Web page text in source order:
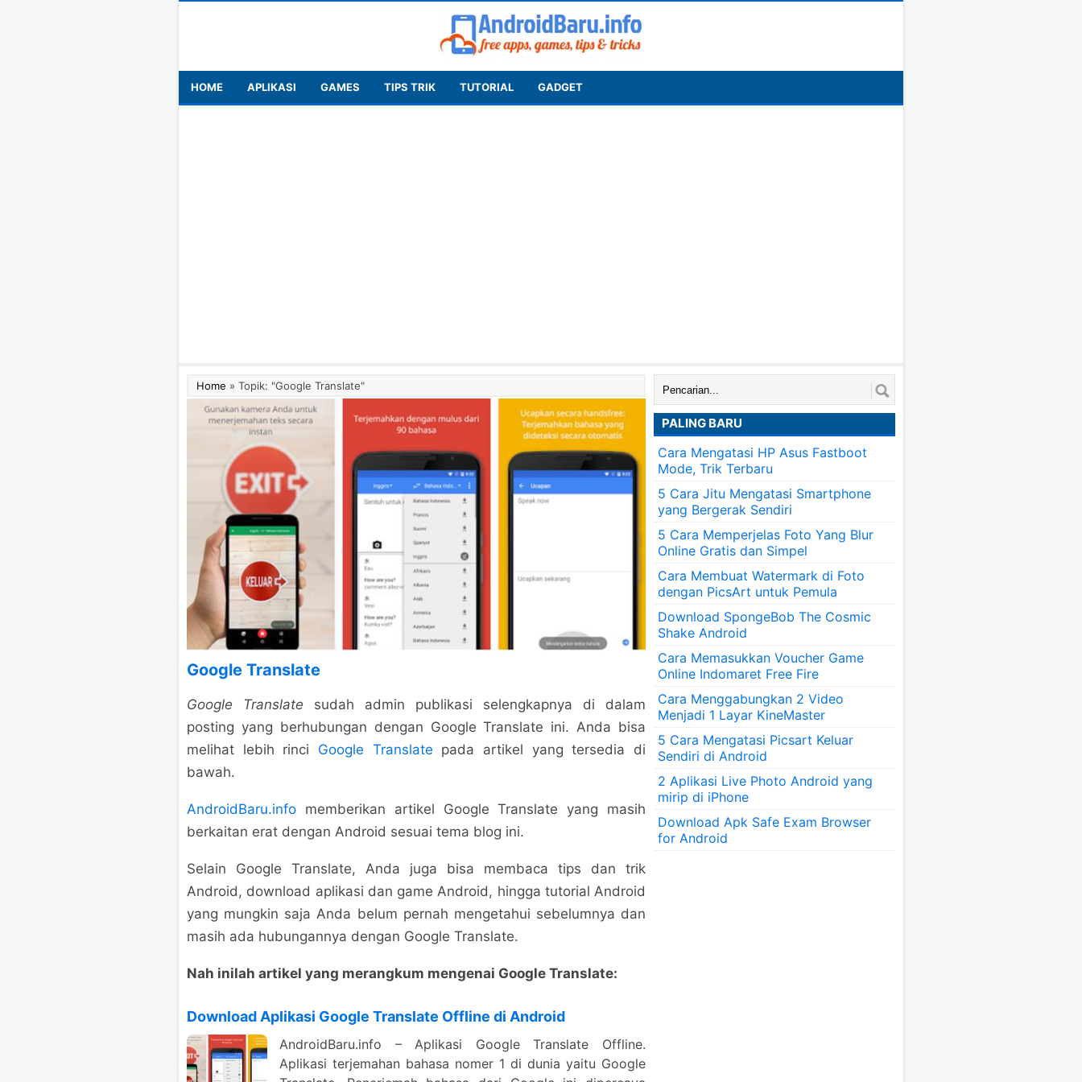
HOME APLIKASI GAMES TIPS TRIK TUTORIAL GADGET
Home » Topik: "Google Translate"
Google Translate
Google Translate sudah admin publikasi selengkapnya di dalam
posting yang berhubungan dengan Google Translate ini. Anda bisa
melihat lebih rinci Google Translate pada artikel yang tersedia di
bawah.
AndroidBaru.info memberikan artikel Google Translate yang masih
berkaitan erat dengan Android sesuai tema blog ini.
Selain Google Translate, Anda juga bisa membaca tips dan trik
Android, download aplikasi dan game Android, hingga tutorial Android
yang mungkin saja Anda belum pernah mengetahui sebelumnya dan
masih ada hubungannya dengan Google Translate.
Nah inilah artikel yang merangkum mengenai Google Translate:
Download Aplikasi Google Translate Offline di Android
AndroidBaru.info – Aplikasi Google Translate Offline.
Aplikasi terjemahan bahasa nomer 1 di dunia yaitu Google
Cari:
PALING BARU
Cara Mengatasi HP Asus Fastboot
Mode, Trik Terbaru
5 Cara Jitu Mengatasi Smartphone
yang Bergerak Sendiri
5 Cara Memperjelas Foto Yang Blur
Online Gratis dan Simpel
Cara Membuat Watermark di Foto
dengan PicsArt untuk Pemula
Download SpongeBob The Cosmic
Shake Android
Cara Memasukkan Voucher Game
Online Indomaret Free Fire
Cara Menggabungkan 2 Video
Menjadi 1 Layar KineMaster
5 Cara Mengatasi Picsart Keluar
Sendiri di Android
2 Aplikasi Live Photo Android yang
mirip di iPhone
Download Apk Safe Exam Browser
for Android